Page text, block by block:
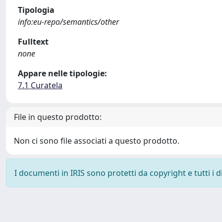
Tipologia
info:eu-repo/semantics/other
Fulltext
none
Appare nelle tipologie:
7.1 Curatela
File in questo prodotto:
Non ci sono file associati a questo prodotto.
I documenti in IRIS sono protetti da copyright e tutti i